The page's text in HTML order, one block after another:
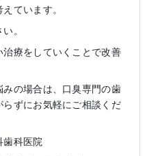
ています。
。
療をしていくことで改善
の場合は、口臭専門の歯
ずにお気軽にご相談くだ
歯科医院